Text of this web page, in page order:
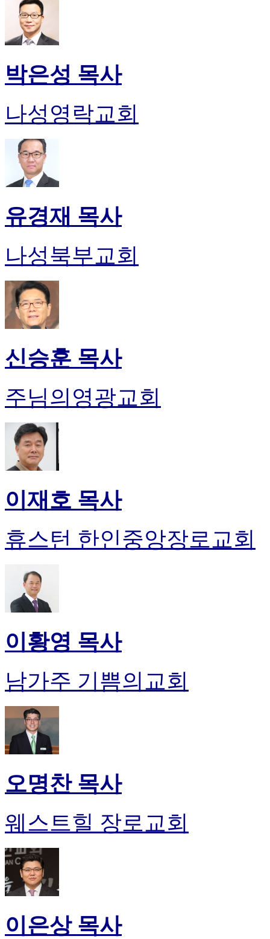
박은성 목사
나성영락교회
유경재 목사
나성북부교회
신승훈 목사
주님의영광교회
이재호 목사
휴스턴 한인중앙장로교회
이황영 목사
남가주 기쁨의교회
오명찬 목사
웨스트힐 장로교회
이은상 목사